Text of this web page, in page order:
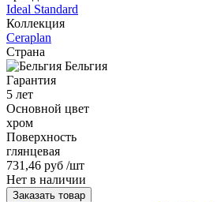
Ideal Standard
Коллекция
Ceraplan
Страна
Бельгия
Гарантия
5 лет
Основной цвет
хром
Поверхность
глянцевая
731,46 руб /шт
Нет в наличии
Заказать товар